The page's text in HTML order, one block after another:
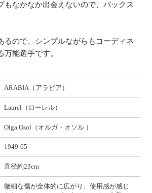
もなかなか出会えないので、バックス
るので、シンプルながらもコーディネ
万能選手です。
ARABIA（アラビア）
Laurel（ローレル）
Olga Osol（オルガ・オソル ）
1949-65
直径約23cm
微細な傷が全体的に広がり、使用感が感じ